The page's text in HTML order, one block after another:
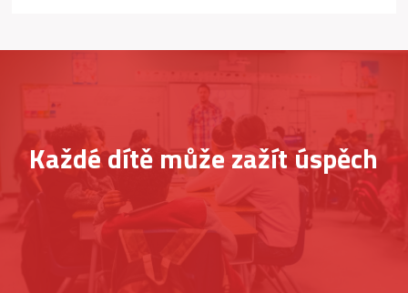
Každé dítě může zažít úspěch